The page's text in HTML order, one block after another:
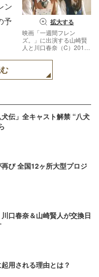
拡大する
映画「一週間フレン
ズ。」に出演する山崎賢
人と川口春奈（C）2017
ニックス・映画「一週間
ン
予
伝」全キャスト解禁 “八犬
び 全国12ヶ所大型プロジ
川口春奈＆山崎賢人が交換日
用される理由とは？